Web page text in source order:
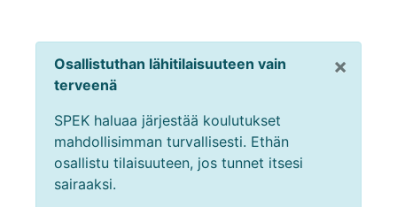
Osallistuthan lähitilaisuuteen vain
terveenä
SPEK haluaa järjestää koulutukset
mahdollisimman turvallisesti. Ethän
osallistu tilaisuuteen, jos tunnet itsesi
sairaaksi.
×